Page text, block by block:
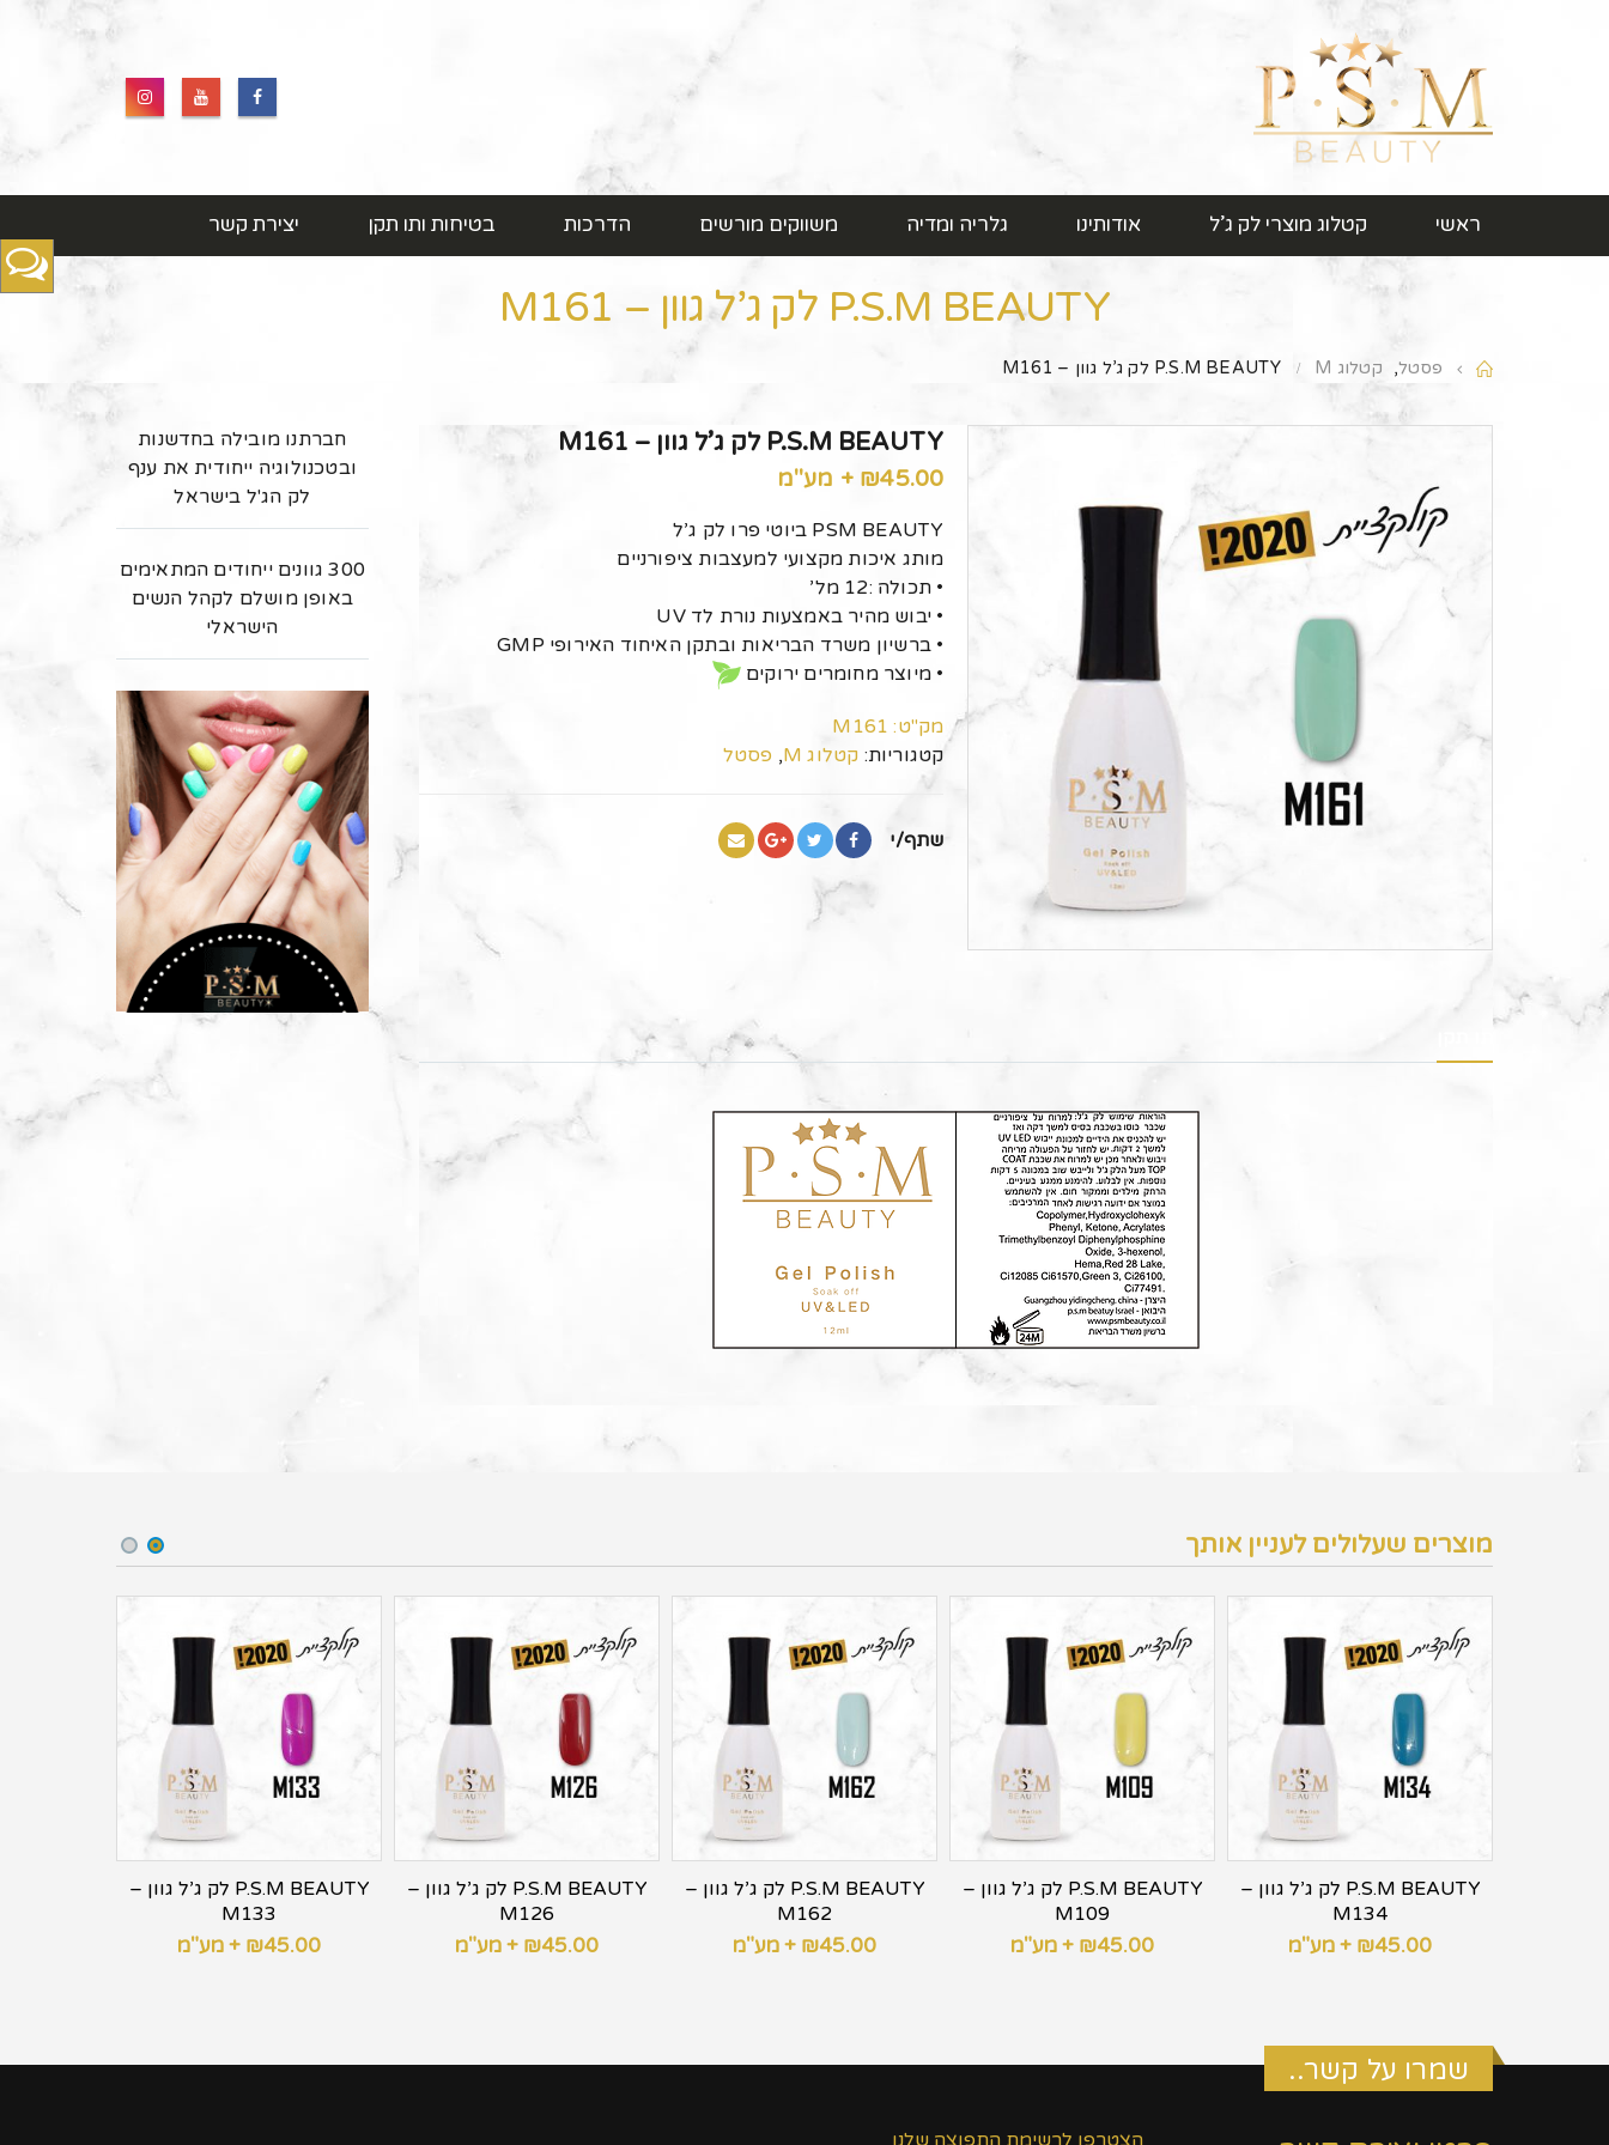
ראשי קטלוג מוצרי לק ג’ל אודותינו גלריה ומדיה משווקים מורשים הדרכות בטיחות ותו תקן יצירת קשר
P.S.M BEAUTY לק ג’ל גוון – M161
פסטל, קטלוג M P.S.M BEAUTY לק ג’ל גוון – M161
P.S.M BEAUTY לק ג’ל גוון – M161
₪45.00 + מע"מ
PSM BEAUTY ביוטי פרו לק ג’ל
מותג איכות מקצועי למעצבות ציפורניים
• תכולה :12 מל’
• יבוש מהיר באמצעות נורת לד UV
• ברשיון משרד הבריאות ובתקן האיחוד האירופי GMP
• מיוצר מחומרים ירוקים
מק"ט: M161
קטגוריות: קטלוג M , פסטל
שתף/י
חברתנו מובילה בחדשנות
ובטכנולוגיה ייחודית את ענף
לק הג'ל בישראל
300 גוונים ייחודים המתאימים
באופן מושלם לקהל הנשים
הישראלי
מוצרים שעלולים לעניין אותך
P.S.M BEAUTY לק ג’ל גוון –
M134
₪45.00 + מע"מ
P.S.M BEAUTY לק ג’ל גוון –
M109
₪45.00 + מע"מ
P.S.M BEAUTY לק ג’ל גוון –
M162
₪45.00 + מע"מ
P.S.M BEAUTY לק ג’ל גוון –
M126
₪45.00 + מע"מ
P.S.M BEAUTY לק ג’ל גוון –
M133
₪45.00 + מע"מ
שמרו על קשר..